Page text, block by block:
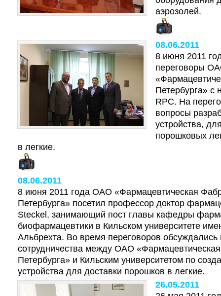
аэрозолей.
08.06.2011
8 июня 2011
переговоры
Петербурга» с
RPC. На
вопросы
устройства,
порошковых
в легкие.
08.06.2011
8 июня 2011 года ОАО «Фармацевтическая
Петербурга» посетил профессор доктор
Steckel, занимающий пост главы кафедры
биофармацевтики в Кильском университете
Альбрехта. Во время переговоров обсуждались
сотрудничества между ОАО
Петербурга» и Кильским университетом по
устройства для доставки порошков в легкие.
26.05.2011